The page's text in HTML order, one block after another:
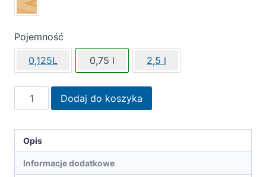
Pojemność
0,125L
0,75 l 2,5 l
ilość
OSMO
twardy
kolor
transparentny
Dodaj do koszyka
Opis
Informacje dodatkowe